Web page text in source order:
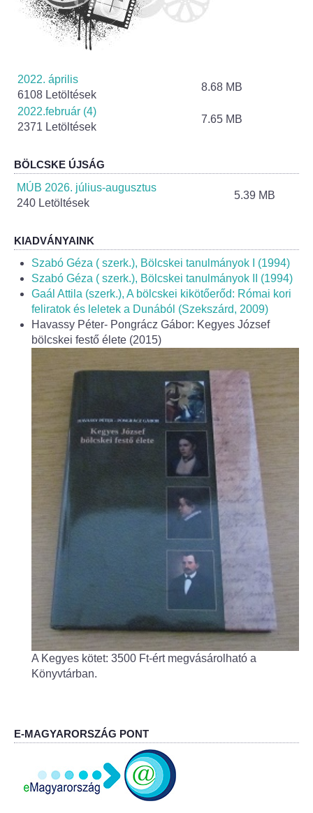
Bölcskei Mesevár Óvoda és Bölcsőde
Óvodakert
Egészségügy
Háziorvos
Gyermekorvos
Fogorvos
Központi orvosi ügyelet
Alapszolgáltatási Központ
Kultúra
IKSZT - Integrált Közösségi és Szolgáltató Tér
Rendezvényház
Könyvtár
Rákóczi Mozi
Körzeti megbízott
HIRDETMÉNYEK
ESEMÉNYEK
TESTVÉRTELEPÜLÉSÜNK:
CSÍKSZÉPVÍZ
VÁLASZTÁSI INFORMÁCIÓK
Választási ügyintézés
2024. évi általános választások
2022. április
6108 Letöltések
8.68 MB
2022.február (4)
2371 Letöltések
7.65 MB
BÖLCSKE ÚJSÁG
MÚB 2026. július-augusztus
240 Letöltések
5.39 MB
KIADVÁNYAINK
Szabó Géza ( szerk.), Bölcskei tanulmányok I (1994)
Szabó Géza ( szerk.), Bölcskei tanulmányok II (1994)
Gaál Attila (szerk.), A bölcskei kikötőerőd: Római kori
feliratok és leletek a Dunából (Szekszárd, 2009)
Havassy Péter- Pongrácz Gábor: Kegyes József
bölcskei festő élete (2015)
A Kegyes kötet: 3500 Ft-ért megvásárolható a
Könyvtárban.
E-MAGYARORSZÁG PONT